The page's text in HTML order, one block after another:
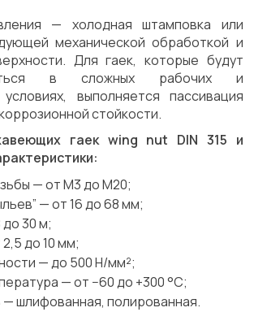
— холодная штамповка или
механической обработкой и
Для гаек, которые будут
в сложных рабочих и
условиях, выполняется пассивация
стойкости.
гаек wing nut DIN 315 и
— от М3 до М20;
— от 16 до 68 мм;
до 30 м;
до 10 мм;
— до 500 Н/мм²;
— от −60 до +300 °C;
шлифованная, полированная.